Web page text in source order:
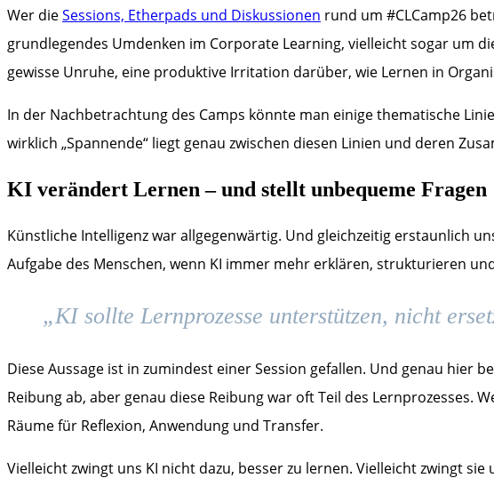
Wer dieSessions, Etherpads und Diskussionen rund um #CLCamp26
grundlegendes Umdenken im Corporate Learning, vielleicht sogar um
gewisse Unruhe, eine produktive Irritation darüber, wie Lernen in
In der Nachbetrachtung des Camps könnte man einige thematische
wirklich „Spannende“ liegt genau zwischen diesen Linien und deren
KI verändert Lernen – und stellt unbequeme Fragen
Künstliche Intelligenz war allgegenwärtig. Und gleichzeitig erstaunlich
Aufgabe des Menschen, wenn KI immer mehr erklären, strukturieren
„KI sollte Lernprozesse unterstützen, nicht
Diese Aussage ist in zumindest einer Session gefallen. Und genau hier
Reibung ab, aber genau diese Reibung war oft Teil des
Räume für Reflexion, Anwendung und Transfer.
Vielleicht zwingt uns KI nicht dazu, besser zu lernen. Vielleicht zwingt